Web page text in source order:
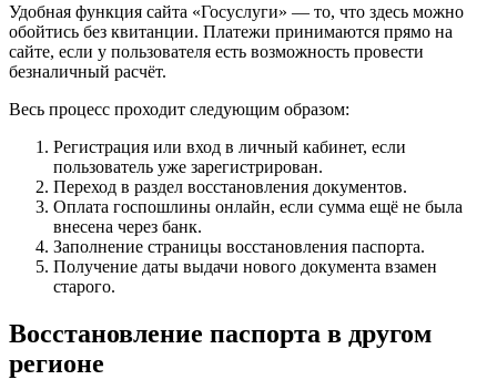
Удобная функция сайта «Госуслуги» — то, что здесь можно
обойтись без квитанции. Платежи принимаются прямо на
сайте, если у пользователя есть возможность провести
безналичный расчёт.
Весь процесс проходит следующим образом:
Регистрация или вход в личный кабинет, если
пользователь уже зарегистрирован.
Переход в раздел восстановления документов.
Оплата госпошлины онлайн, если сумма ещё не была
внесена через банк.
Заполнение страницы восстановления паспорта.
Получение даты выдачи нового документа взамен
старого.
Восстановление паспорта в другом
регионе